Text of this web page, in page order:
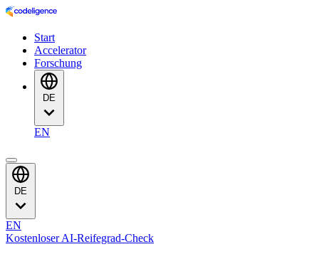
Start
Accelerator
Forschung
DE
EN
DE
EN
Kostenloser AI-Reifegrad-Check